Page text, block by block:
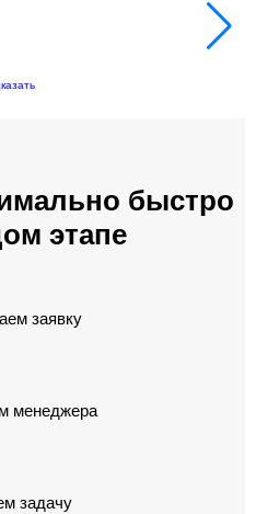
быстро
этапе
заявку
менеджера
задачу